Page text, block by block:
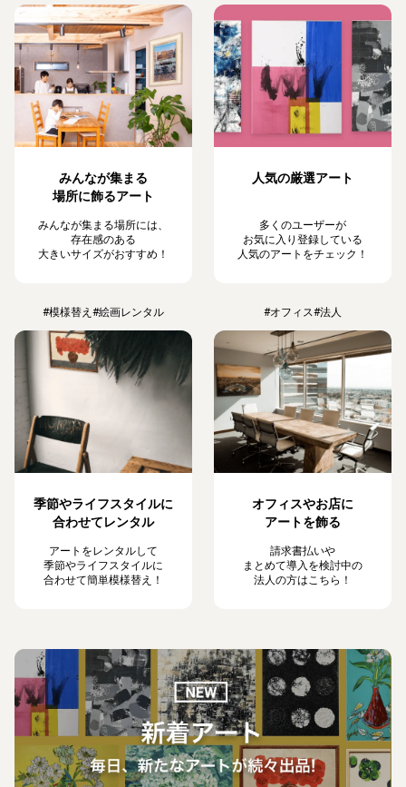
みんなが集まる
場所に飾るアート
みんなが集まる場所には、
存在感のある
大きいサイズがおすすめ！
人気の厳選アート
多くのユーザーが
お気に入り登録している
人気のアートをチェック！
#模様替え #絵画レンタル
季節やライフスタイルに
合わせてレンタル
アートをレンタルして
季節やライフスタイルに
合わせて簡単模様替え！
#オフィス#法人
オフィスやお店に
アートを飾る
請求書払いや
まとめて導入を検討中の
法人の方はこちら！